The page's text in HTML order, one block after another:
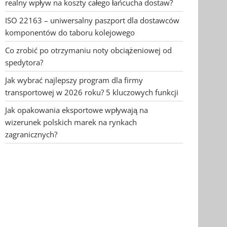
realny wpływ na koszty całego łańcucha dostaw?
ISO 22163 – uniwersalny paszport dla dostawców
komponentów do taboru kolejowego
Co zrobić po otrzymaniu noty obciążeniowej od
spedytora?
Jak wybrać najlepszy program dla firmy
transportowej w 2026 roku? 5 kluczowych funkcji
Jak opakowania eksportowe wpływają na
wizerunek polskich marek na rynkach
zagranicznych?